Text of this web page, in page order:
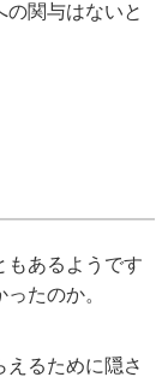
関与はないと
もあるようです
たのか。
るために隠さ